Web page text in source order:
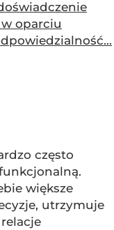
oparciu
często
większe
utrzymuje